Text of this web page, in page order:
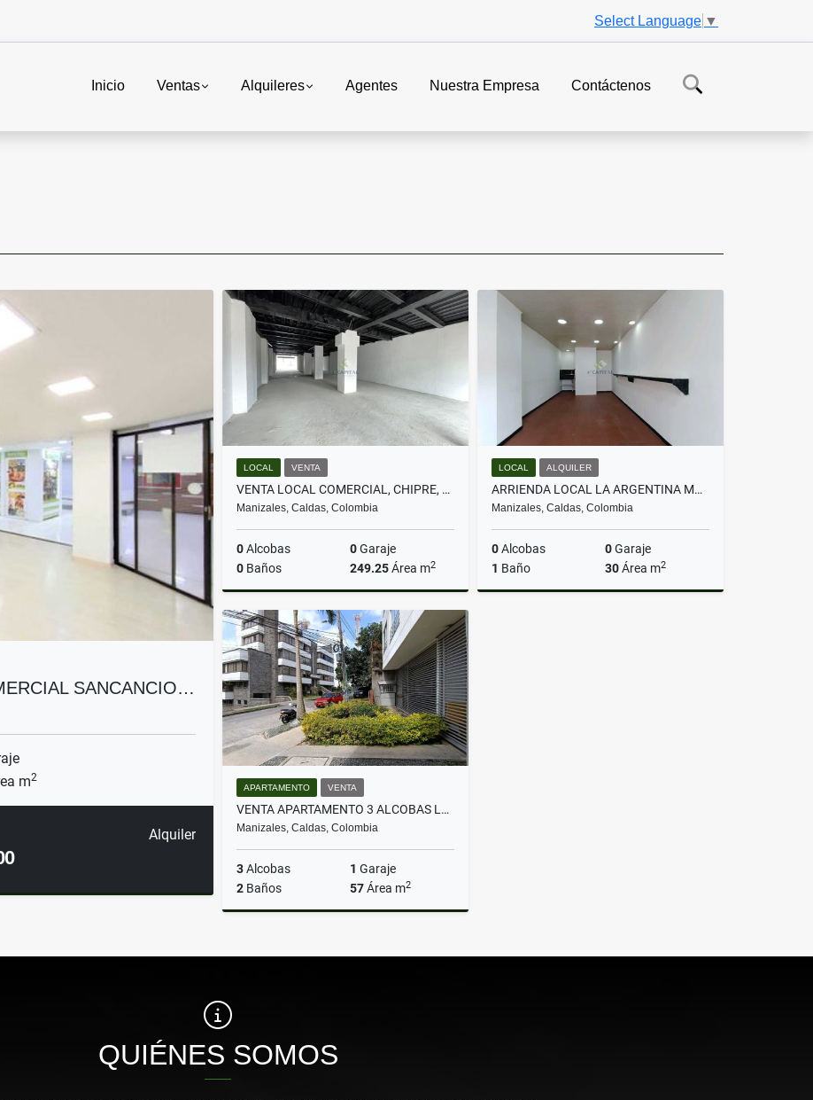
Select Language ▼
Inicio Ventas Alquileres Agentes Nuestra Empresa Contáctenos
SANCANCIO…
m2
Alquiler
LOCAL VENTA
VENTA LOCAL COMERCIAL, CHIPRE, MANIZALES
Manizales, Caldas, Colombia
0Alcobas 0Garaje
0 Baños 249.25Área m2
Venta
$1.410.500.000
LOCAL ALQUILER
ARRIENDA LOCAL LA ARGENTINA MANIZALES
Manizales, Caldas, Colombia
0Alcobas 0Garaje
1 Baño 30Área m2
APARTAMENTO VENTA
VENTA APARTAMENTO 3 ALCOBAS LA FRANCIA MANIZALES
Manizales, Caldas, Colombia
3Alcobas 1 Garaje
2 Baños 57Área m2
$310.000.000
QUIÉNES SOMOS